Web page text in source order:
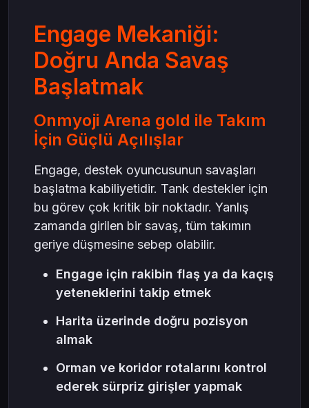
Engage Mekaniği:
Doğru Anda Savaş
Başlatmak
Onmyoji Arena gold ile Takım
İçin Güçlü Açılışlar
Engage, destek oyuncusunun savaşları
başlatma kabiliyetidir. Tank destekler için
bu görev çok kritik bir noktadır. Yanlış
zamanda girilen bir savaş, tüm takımın
geriye düşmesine sebep olabilir.
Engage için rakibin flaş ya da kaçış
yeteneklerini takip etmek
Harita üzerinde doğru pozisyon
almak
Orman ve koridor rotalarını kontrol
ederek sürpriz girişler yapmak